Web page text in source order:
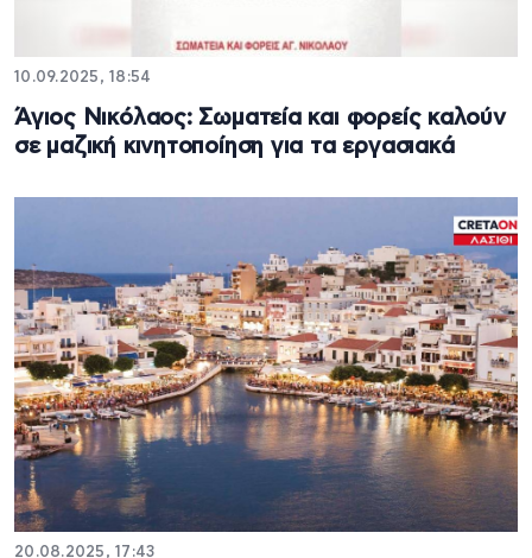
10.09.2025, 18:54
Άγιος Νικόλαος: Σωματεία και φορείς καλούν
σε μαζική κινητοποίηση για τα εργασιακά
20.08.2025, 17:43